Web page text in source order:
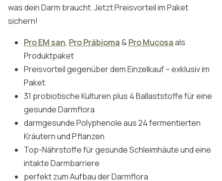
was dein Darm braucht. Jetzt Preisvorteil im Paket
sichern!
Pro EM san, Pro Präbioma& Pro Mucosaals
Produktpaket
Preisvorteil gegenüber dem Einzelkauf – exklusiv im
Paket
31 probiotische Kulturen plus 4 Ballaststoffe für eine
gesunde Darmflora
darmgesunde Polyphenole aus 24 fermentierten
Kräutern und Pflanzen
Top-Nährstoffe für gesunde Schleimhäute und eine
intakte Darmbarriere
perfekt zum Aufbau der Darmflora